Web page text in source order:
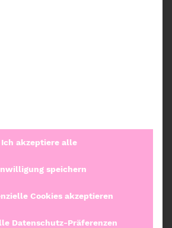
Ich akzeptiere alle
speichern
Cookies akzeptieren
Datenschutz-Präferenzen